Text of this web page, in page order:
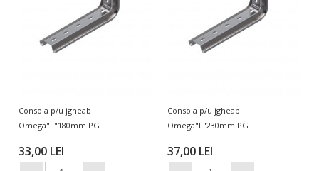
Consola p/u jgheab
Omega"L"180mm PG
33,00 LEI
Consola p/u jgheab
Omega"L"230mm PG
37,00 LEI